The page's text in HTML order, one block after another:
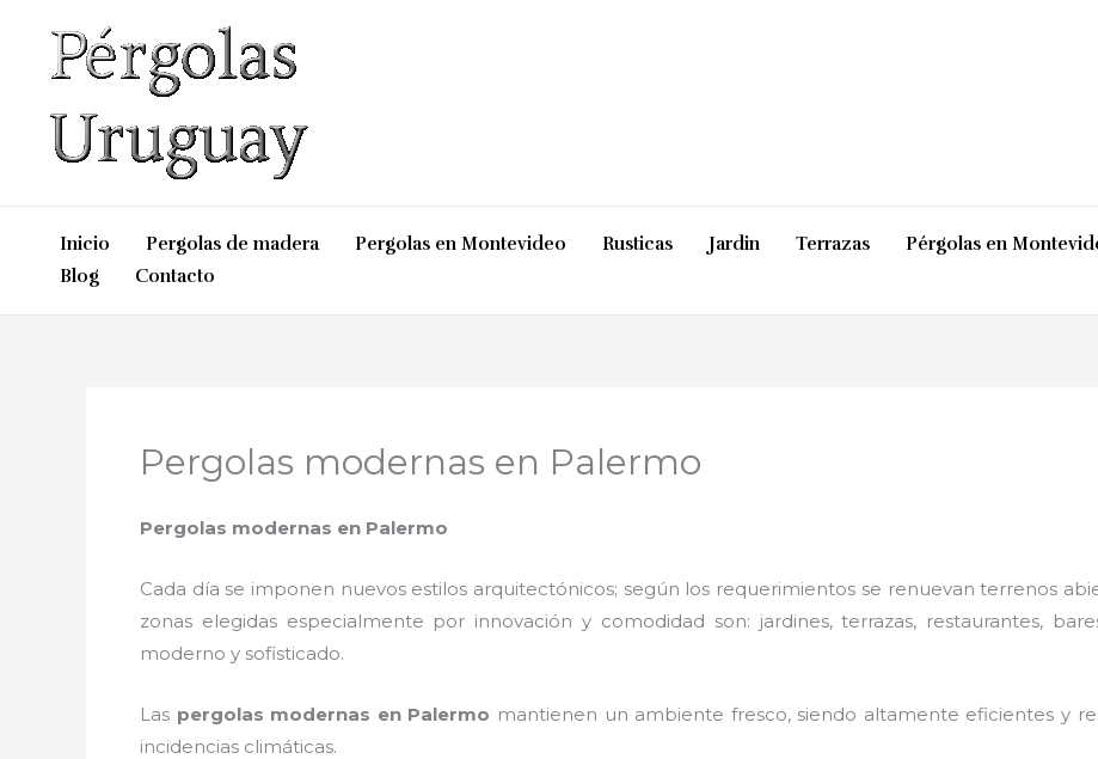
contenido
Inicio Pergolas de madera Pergolas en Montevideo Rusticas Jardin Terrazas Pérgolas en
Blog
Contacto
Pergolas modernas en Palermo
Pergolas modernas en Palermo
Cada día se imponen nuevos estilos arquitectónicos; según los requerimientos se renuevan terrenos
zonas elegidas especialmente por innovación y comodidad son: jardines, terrazas, restaurantes,
moderno y sofisticado.
Las pergolas modernas en Palermo mantienen un ambiente fresco, siendo altamente eficientes y
incidencias climáticas.